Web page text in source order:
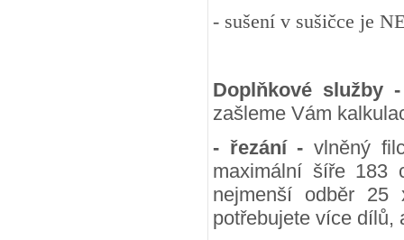
- sušení v sušičce je
Doplňkové služby
zašleme Vám
- řezání - vlněný
maximální šíře 183
nejmenší odběr
potřebujete více dílů,